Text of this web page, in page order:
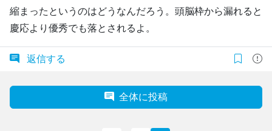
縮まったというのはどうなんだろう。頭脳枠から漏れると
慶応より優秀でも落とされるよ。
返信する
全体に投稿